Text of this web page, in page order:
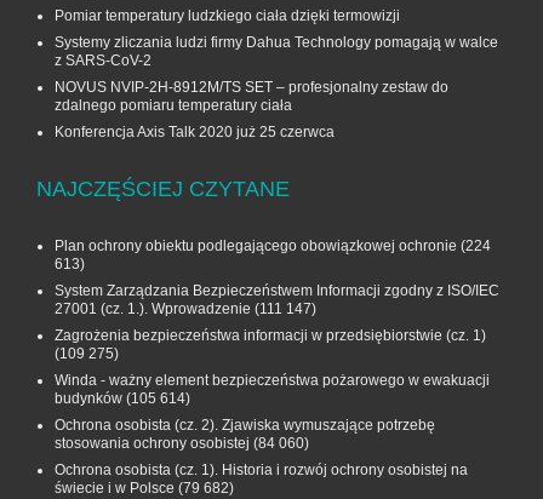
Pomiar temperatury ludzkiego ciała dzięki termowizji
Systemy zliczania ludzi firmy Dahua Technology pomagają w walce
z SARS-CoV-2
NOVUS NVIP-2H-8912M/TS SET – profesjonalny zestaw do
zdalnego pomiaru temperatury ciała
Konferencja Axis Talk 2020 już 25 czerwca
NAJCZĘŚCIEJ CZYTANE
Plan ochrony obiektu podlegającego obowiązkowej ochronie (224
613)
System Zarządzania Bezpieczeństwem Informacji zgodny z ISO/IEC
27001 (cz. 1.). Wprowadzenie (111 147)
Zagrożenia bezpieczeństwa informacji w przedsiębiorstwie (cz. 1)
(109 275)
Winda - ważny element bezpieczeństwa pożarowego w ewakuacji
budynków (105 614)
Ochrona osobista (cz. 2). Zjawiska wymuszające potrzebę
stosowania ochrony osobistej (84 060)
Ochrona osobista (cz. 1). Historia i rozwój ochrony osobistej na
świecie i w Polsce (79 682)